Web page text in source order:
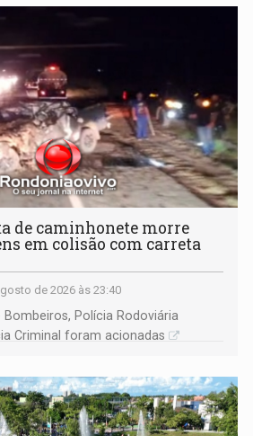
de caminhonete morre
em colisão com carreta
de 2026 às 23:40
Bombeiros, Polícia Rodoviária
Criminal foram acionadas